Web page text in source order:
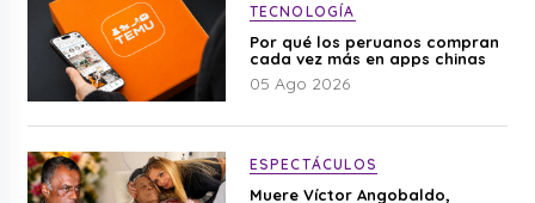
TECNOLOGÍA
Por qué los peruanos compran
cada vez más en apps chinas
05 Ago 2026
ESPECTÁCULOS
Muere Víctor Angobaldo,